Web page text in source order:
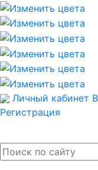
Личный кабинет
Регистрация